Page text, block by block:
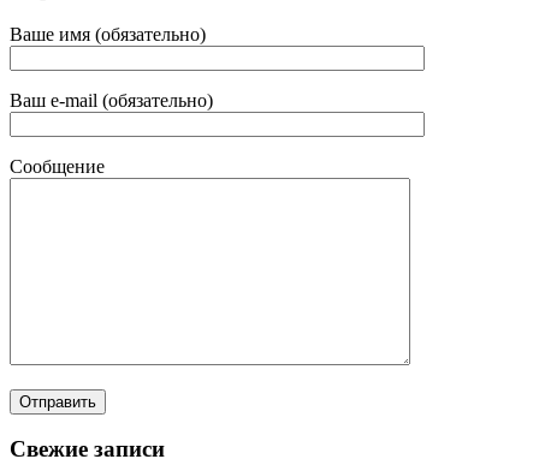
Ваше имя (обязательно)
Ваш e-mail (обязательно)
Сообщение
Свежие записи